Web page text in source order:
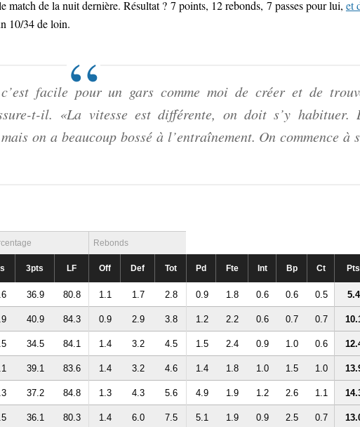
match de la nuit dernière. Résultat ? 7 points, 12 rebonds, 7 passes pour lui, et
10/34 de loin.
facile pour un gars comme moi de créer et de
t-il. «La vitesse est différente, on doit s’y habituer.
on a beaucoup bossé à l’entraînement. On commence à
Rebonds
3pts LF Off Def Tot Pd Fte Int Bp Ct Pts
36.9 80.8 1.1 1.7 2.8 0.9 1.8 0.6 0.6 0.5 5.4
40.9 84.3 0.9 2.9 3.8 1.2 2.2 0.6 0.7 0.7
34.5 84.1 1.4 3.2 4.5 1.5 2.4 0.9 1.0 0.6
39.1 83.6 1.4 3.2 4.6 1.4 1.8 1.0 1.5 1.0
37.2 84.8 1.3 4.3 5.6 4.9 1.9 1.2 2.6 1.1
36.1 80.3 1.4 6.0 7.5 5.1 1.9 0.9 2.5 0.7